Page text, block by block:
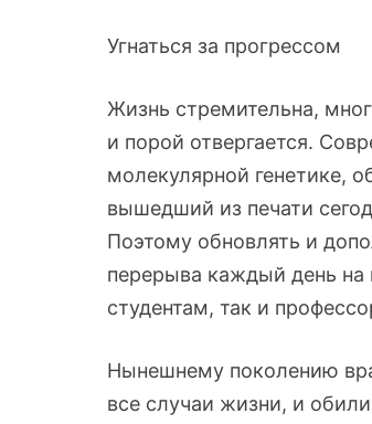
Угнаться за прогрессом
Жизнь стремительна,
и порой отвергается.
молекулярной генетике,
вышедший из печати
Поэтому обновлять и
перерыва каждый день на
студентам, так и
Нынешнему поколению
все случаи жизни, и